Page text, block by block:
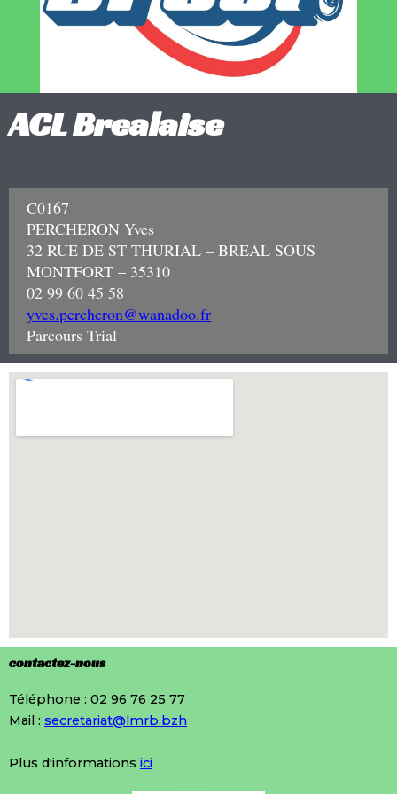
ACL Brealaise
C0167
PERCHERON Yves
32 RUE DE ST THURIAL – BREAL SOUS
MONTFORT – 35310
02 99 60 45 58
yves.percheron@wanadoo.fr
Parcours Trial
contactez-nous
Téléphone : 02 96 76 25 77
Mail : secretariat@lmrb.bzh
Plus d'informations ici